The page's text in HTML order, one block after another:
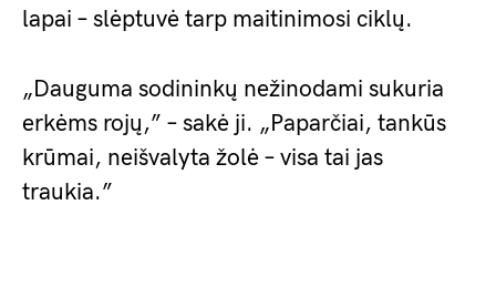
lapai – slėptuvė tarp maitinimosi ciklų.
„Dauguma sodininkų nežinodami sukuria
erkėms rojų,” – sakė ji. „Paparčiai, tankūs
krūmai, neišvalyta žolė – visa tai jas
traukia.”